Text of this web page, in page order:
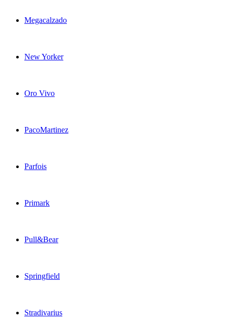
Megacalzado
New Yorker
Oro Vivo
PacoMartinez
Parfois
Primark
Pull&Bear
Springfield
Stradivarius